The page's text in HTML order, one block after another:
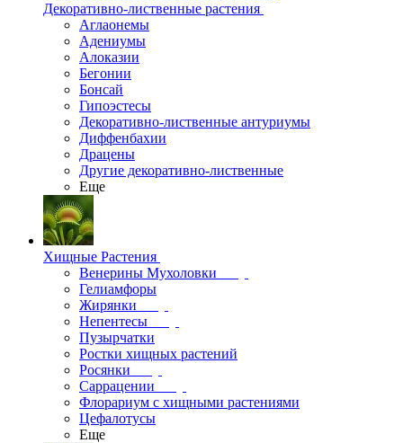
Декоративно-лиственные растения
Аглаонемы
Адениумы
Алоказии
Бегонии
Бонсай
Гипоэстесы
Декоративно-лиственные антуриумы
Диффенбахии
Драцены
Другие декоративно-лиственные
Еще
Хищные Растения
Венерины Мухоловки
Гелиамфоры
Жирянки
Непентесы
Пузырчатки
Ростки хищных растений
Росянки
Саррацении
Флорариум с хищными растениями
Цефалотусы
Еще